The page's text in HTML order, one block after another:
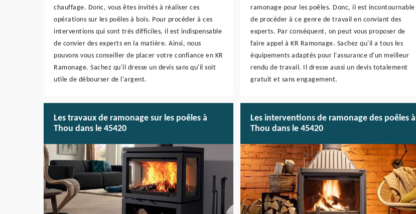
chauffage. Donc, vous êtes invités à réaliser ces
opérations sur les poêles à bois. Pour procéder à ces
interventions qui sont très difficiles, il est indispensable
de convier des experts en la matière. Ainsi, nous
pouvons vous conseiller de placer votre confiance en KR
Ramonage. Sachez qu'il dresse un devis sans qu'il soit
utile de débourser de l'argent.
ramonage pour les poêles. Donc, il est incontournable
de procéder à ce genre de travail en conviant des
experts. Par conséquent, on peut vous proposer de
faire appel à KR Ramonage. Sachez qu'il a tous les
équipements adaptés pour l'assurance d'un meilleur
rendu de travail. Il dresse aussi un devis totalement
gratuit et sans engagement.
Les travaux de ramonage sur les poêles à
Thou dans le 45420
Les interventions de ramonage des poêles à
Thou dans le 45420